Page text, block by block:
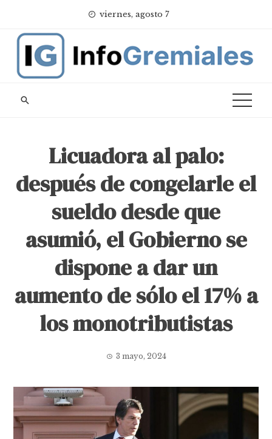
content
viernes, agosto 7
Licuadora al palo:
después de congelarle el
sueldo desde que
asumió, el Gobierno se
dispone a dar un
aumento de sólo el 17% a
los monotributistas
3 mayo, 2024